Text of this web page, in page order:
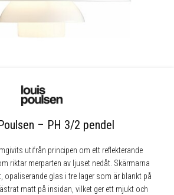
– PH 3/2 pendel
utifrån principen om ett reflekterande
riktar merparten av ljuset nedåt. Skärmarna
opaliserande glas i tre lager som är blankt på
matt på insidan, vilket ger ett mjukt och